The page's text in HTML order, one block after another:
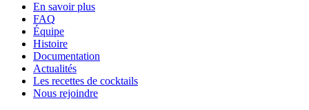
En savoir plus
FAQ
Équipe
Histoire
Documentation
Actualités
Les recettes de cocktails
Nous rejoindre